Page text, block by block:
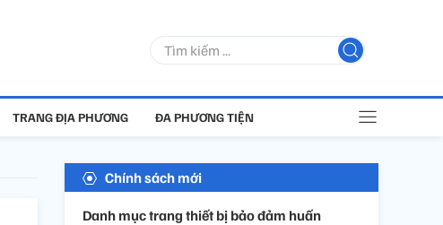
TRANG ĐỊA PHƯƠNG ĐA PHƯƠNG TIỆN
Chính sách mới
Danh mục trang thiết bị bảo đảm huấn